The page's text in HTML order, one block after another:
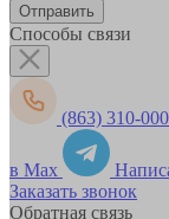
Способы связи
(863) 310-
в Max
Заказать звонок
Обратная связь